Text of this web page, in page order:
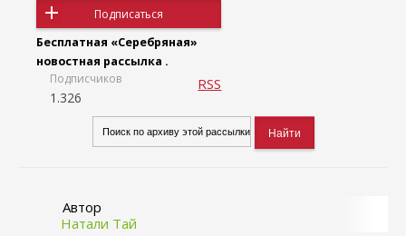
Подписаться
Бесплатная «Серебряная»
новостная рассылка .
Подписчиков
1.326
RSS
Автор
Натали Тай